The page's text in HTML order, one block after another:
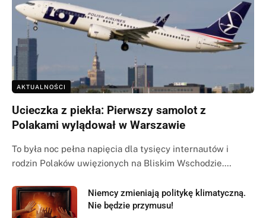
AKTUALNOŚCI
Ucieczka z piekła: Pierwszy samolot z
Polakami wylądował w Warszawie
To była noc pełna napięcia dla tysięcy internautów i
rodzin Polaków uwięzionych na Bliskim Wschodzie.…
Niemcy zmieniają politykę klimatyczną.
Nie będzie przymusu!